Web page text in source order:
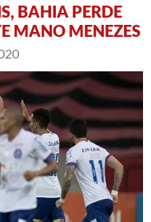
BAHIA PERDE
MANO MENEZES